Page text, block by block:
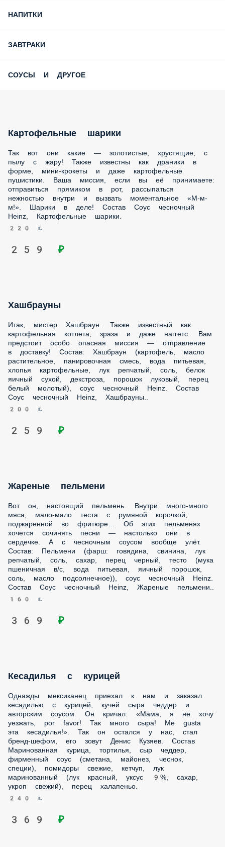
НАПИТКИ
ЗАВТРАКИ
СОУСЫ И ДРУГОЕ
Картофельные шарики
Так вот они какие — золотистые, хрустящие, с пылу с жару!
Также известны как драники в форме, мини-крокеты и
даже картофельные пушистики. Ваша миссия, если вы её
принимаете: отправиться прямиком в рот, рассыпаться
нежностью внутри и вызвать моментальное «М-м-м!».
Шарики в деле! Состав Соус чесночный Heinz,
Картофельные шарики.
220 г.
картофельная котлета, зраза и даже наггетс. Вам
предстоит особо опасная миссия — отправление в
доставку! Состав: Хашбраун (картофель, масло
растительное, панировочная смесь, вода питьевая, хлопья
картофельные, лук репчатый, соль, белок яичный сухой,
декстроза, порошок луковый, перец белый молотый), соус
чесночный Heinz. Состав Соус чесночный Heinz,
Хашбрауны..
200 г.
мало-мало теста с румяной корочкой, поджаренной во
фритюре… Об этих пельменях хочется сочинять песни —
настолько они в сердечке. А с чесночным соусом вообще
улёт. Состав: Пельмени (фарш: говядина, свинина, лук
репчатый, соль, сахар, перец черный, тесто (мука
пшеничная в/с, вода питьевая, яичный порошок, соль,
масло подсолнечное)), соус чесночный Heinz. Состав Соус
чесночный Heinz, Жареные пельмени..
160 г.
369 ₽
Однажды мексиканец приехал к нам и заказал кесадилью с
кричал: «Мама, я не хочу уезжать, por favor! Так много
сыра! Me gusta эта кесадилья!». Так он остался у нас, стал
бренд-шефом, его зовут Денис Кузяев. Состав
Маринованная курица, тортилья, сыр чеддер, фирменный
соус (сметана, майонез, чеснок, специи), помидоры
свежие, кетчуп, лук маринованный (лук красный, уксус 9%,
сахар, укроп свежий), перец халапеньо.
240 г.
369 ₽